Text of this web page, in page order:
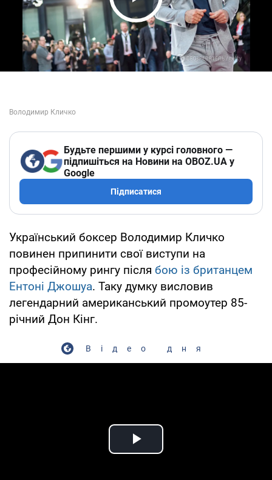
Play Video
Будьте першими у курсі головного —
підпишіться на Новини на OBOZ.UA у
Google
Підписатися
Український боксер Володимир Кличко
повинен припинити свої виступи на
професійному рингу після бою із британцем
Ентоні Джошуа. Таку думку висловив
легендарний американський промоутер 85-
річний Дон Кінг.
Відео дня
Play Video